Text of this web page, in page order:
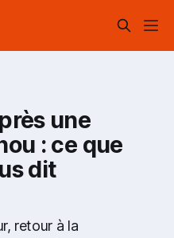
une
: ce que
dit
retour à la